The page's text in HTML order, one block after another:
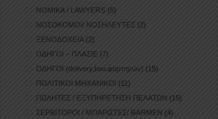
ΝΟΜΙΚΑ / LAWYERS (5)
ΝΟΣΟΚΟΜΟΙ/ ΝΟΣΗΛΕΥΤΕΣ (2)
ΞΕΝΟΔΟΧΕΙΑ(2)
ΟΔΗΓΟΙ – ΠΛΑΣΙΕ (7)
ΟΔΗΓΟΙ (delivery,taxi,φορτηγών) (15)
ΠΟΛΙΤΙΚΟΙ ΜΗΧΑΝΙΚΟΙ (11)
ΠΩΛΗΤΕΣ / ΕΞΥΠΗΡΕΤΗΣΗ ΠΕΛΑΤΩΝ (15)
ΣΕΡΒΙΤΟΡΟΙ / ΜΠΑΡΙΣΤΕΣ/ BARMEN (4)